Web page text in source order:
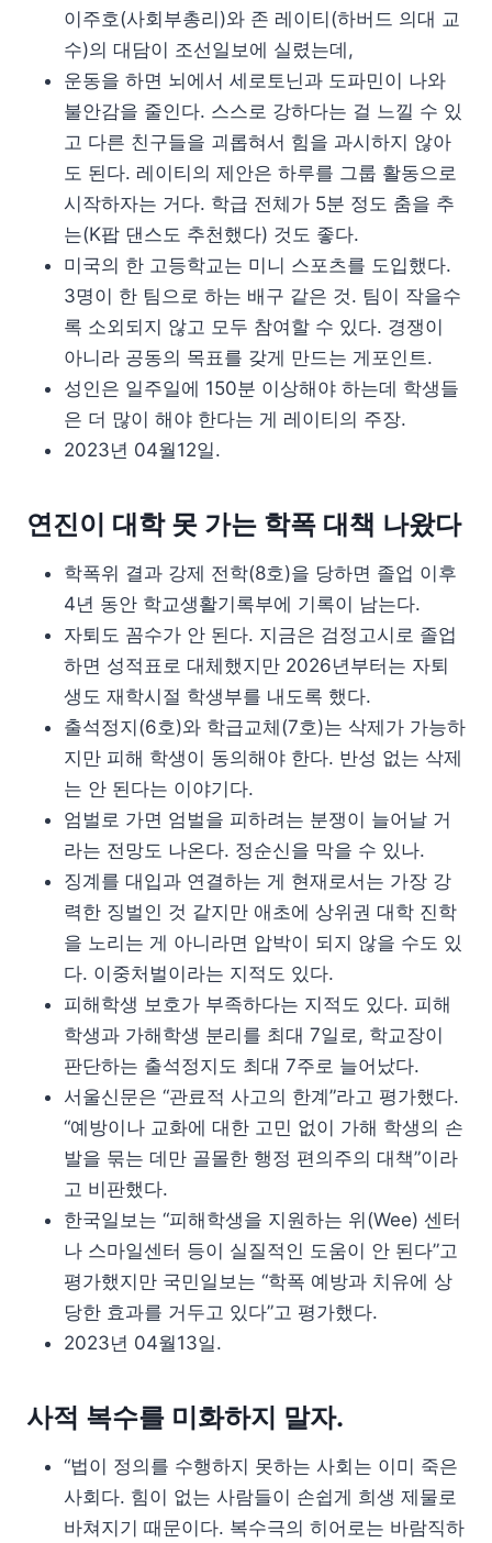
이주호(사회부총리)와 존 레이티(하버드 의대 교
수)의 대담이 조선일보에 실렸는데,
운동을 하면 뇌에서 세로토닌과 도파민이 나와
불안감을 줄인다. 스스로 강하다는 걸 느낄 수 있
고 다른 친구들을 괴롭혀서 힘을 과시하지 않아
도 된다. 레이티의 제안은 하루를 그룹 활동으로
시작하자는 거다. 학급 전체가 5분 정도 춤을 추
는(K팝 댄스도 추천했다) 것도 좋다.
미국의 한 고등학교는 미니 스포츠를 도입했다.
3명이 한 팀으로 하는 배구 같은 것. 팀이 작을수
록 소외되지 않고 모두 참여할 수 있다. 경쟁이
아니라 공동의 목표를 갖게 만드는 게포인트.
성인은 일주일에 150분 이상해야 하는데 학생들
은 더 많이 해야 한다는 게 레이티의 주장.
2023년 04월12일.
연진이 대학 못 가는 학폭 대책 나왔다
학폭위 결과 강제 전학(8호)을 당하면 졸업 이후
4년 동안 학교생활기록부에 기록이 남는다.
자퇴도 꼼수가 안 된다. 지금은 검정고시로 졸업
하면 성적표로 대체했지만 2026년부터는 자퇴
생도 재학시절 학생부를 내도록 했다.
출석정지(6호)와 학급교체(7호)는 삭제가 가능하
지만 피해 학생이 동의해야 한다. 반성 없는 삭제
는 안 된다는 이야기다.
엄벌로 가면 엄벌을 피하려는 분쟁이 늘어날 거
라는 전망도 나온다. 정순신을 막을 수 있나.
징계를 대입과 연결하는 게 현재로서는 가장 강
력한 징벌인 것 같지만 애초에 상위권 대학 진학
을 노리는 게 아니라면 압박이 되지 않을 수도 있
다. 이중처벌이라는 지적도 있다.
피해학생 보호가 부족하다는 지적도 있다. 피해
학생과 가해학생 분리를 최대 7일로, 학교장이
판단하는 출석정지도 최대 7주로 늘어났다.
서울신문은 “관료적 사고의 한계”라고 평가했다.
“예방이나 교화에 대한 고민 없이 가해 학생의 손
발을 묶는 데만 골몰한 행정 편의주의 대책”이라
고 비판했다.
한국일보는 “피해학생을 지원하는 위(Wee) 센터
나 스마일센터 등이 실질적인 도움이 안 된다”고
평가했지만 국민일보는 “학폭 예방과 치유에 상
당한 효과를 거두고 있다”고 평가했다.
2023년 04월13일.
사적 복수를 미화하지 말자.
“법이 정의를 수행하지 못하는 사회는 이미 죽은
사회다. 힘이 없는 사람들이 손쉽게 희생 제물로
바쳐지기 때문이다. 복수극의 히어로는 바람직하